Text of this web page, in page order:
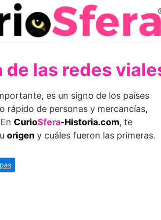
de las redes
es un signo de los países
rápido de personas y mercancías,
CurioSfera-Historia.com, te
origen y cuáles fueron las primeras.